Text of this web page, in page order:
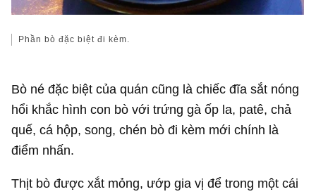
Phần bò đặc biệt đi kèm.
Bò né đặc biệt của quán cũng là chiếc đĩa sắt nóng
hổi khắc hình con bò với trứng gà ốp la, patê, chả
quế, cá hộp, song, chén bò đi kèm mới chính là
điểm nhấn.
Thịt bò được xắt mỏng, ướp gia vị để trong một cái